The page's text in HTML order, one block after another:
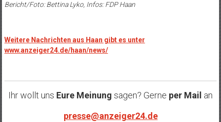
Bericht/Foto: Bettina Lyko, Infos: FDP Haan
Weitere Nachrichten aus Haan gibt es unter
www.anzeiger24.de/haan/news/
Ihr wollt uns Eure Meinung sagen? Gerne per Mail an
presse@anzeiger24.de